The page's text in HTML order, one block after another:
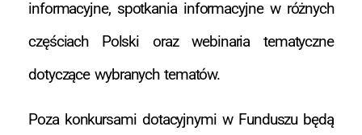
informacyjne, spotkania informacyjne w różnych
częściach Polski oraz webinaria tematyczne
dotyczące wybranych tematów.
Poza konkursami dotacyjnymi w Funduszu będą